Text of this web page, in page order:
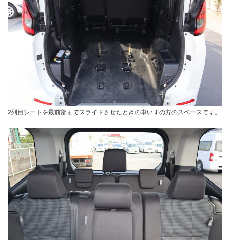
2列目シートを最前部までスライドさせたときの車いすの方のスペースです。